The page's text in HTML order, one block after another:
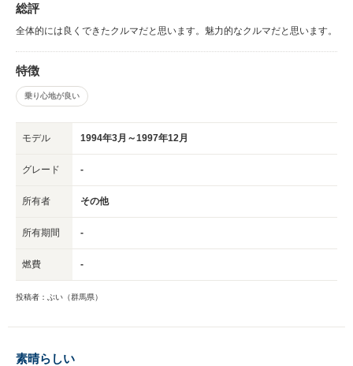
総評
全体的には良くできたクルマだと思います。魅力的なクルマだと思います。
特徴
乗り心地が良い
モデル 1994年3月～1997年12月
グレード -
所有者 その他
所有期間 -
燃費 -
投稿者：ぶい（群馬県）
素晴らしい